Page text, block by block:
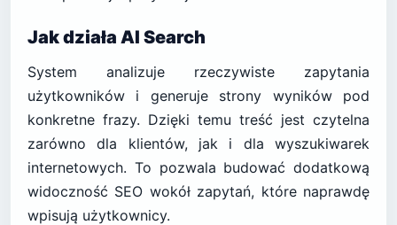
Jak działa AI Search
System analizuje rzeczywiste zapytania
użytkowników i generuje strony wyników pod
konkretne frazy. Dzięki temu treść jest czytelna
zarówno dla klientów, jak i dla wyszukiwarek
internetowych. To pozwala budować dodatkową
widoczność SEO wokół zapytań, które naprawdę
wpisują użytkownicy.